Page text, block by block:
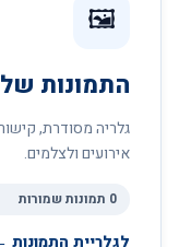
🖼
התמונות
גלריה מסודרת,
אירועים ולצלמים.
0 תמונות שמורות
לגלריית התמונות